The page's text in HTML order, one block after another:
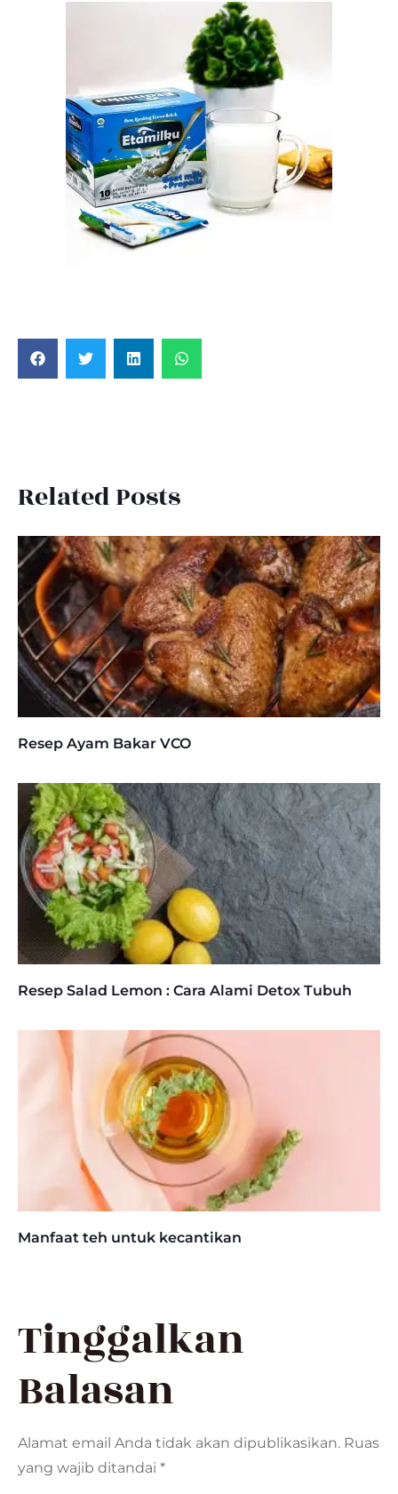
Related Posts
Resep Ayam Bakar VCO
Resep Salad Lemon : Cara Alami Detox Tubuh
Manfaat teh untuk kecantikan
Tinggalkan
Balasan
Alamat email Anda tidak akan dipublikasikan. Ruas
yang wajib ditandai *